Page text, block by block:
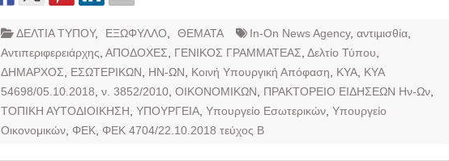
ΔΕΛΤΙΑ ΤΥΠΟΥ, ΕΞΩΦΥΛΛΟ ΘΕΜΑΤΑ In-On News Agency, αντιμισθία
Αντιπεριφερειάρχης ΑΠΟΔΟΧΕΣ ΓΕΝΙΚΟΣ ΓΡΑΜΜΑΤΕΑΣ Δελτίο Τύπου
ΔΗΜΑΡΧΟΣ
ΕΣΩΤΕΡΙΚΩΝ ΗΝ-ΩΝ Κοινή Υπουργική Απόφαση ΚΥΑ ΚΥΑ
54698/05.10.2018 ν. 3852/2010 ΟΙΚΟΝΟΜΙΚΩΝ ΠΡΑΚΤΟΡΕΙΟ ΕΙΔΗΣΕΩΝ Ην-Ων
ΤΟΠΙΚΗ ΑΥΤΟΔΙΟΙΚΗΣΗ ΥΠΟΥΡΓΕΙΑ Υπουργείο Εσωτερικών Υπουργείο
Οικονομικών ΦΕΚ ΦΕΚ 4704/22.10.2018 τεύχος Β